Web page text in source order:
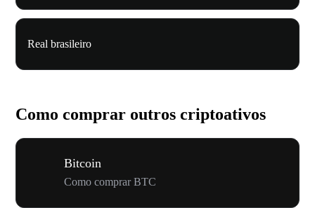
Real brasileiro
Como comprar outros criptoativos
Bitcoin
Como comprar BTC